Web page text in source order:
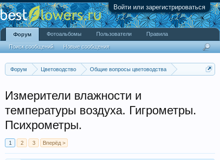
Войти или зарегистрироваться
Форум Цветоводство
Общие вопросы цветоводства
Измерители влажности и
температуры воздуха. Гигрометры.
Психрометры.
1 2 3 Вперёд >
Форум
Поиск сообщений Новые сообщения
Фотоальбомы Пользователи Правила